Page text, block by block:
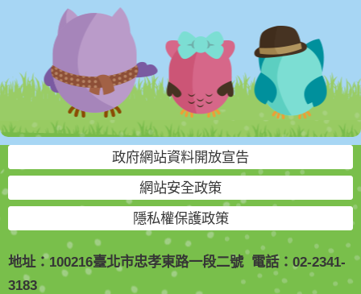
政府網站資料開放宣告
網站安全政策
隱私權保護政策
地址：100216臺北市忠孝東路一段二號 電話：02-2341-
3183